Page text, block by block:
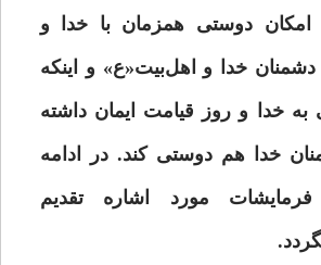
امکان دوستی همزمان با خدا و
دشمنان خدا و اهل‌بیت«ع» و اینکه
خدا و روز قیامت ایمان داشته
خدا هم دوستى کند. در ادامه
مورد اشاره تقدیم